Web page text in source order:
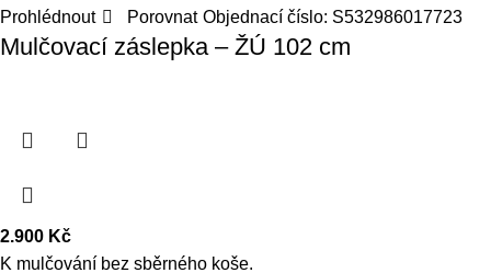
Prohlédnout
Porovnat Objednací číslo: S532986017723
Mulčovací záslepka – ŽÚ 102 cm
2.900 Kč
K mulčování bez sběrného koše.